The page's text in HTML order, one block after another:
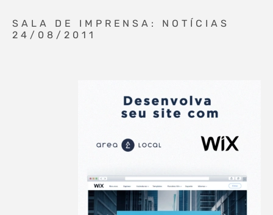
SALA DE IMPRENSA: NOTÍCIAS
24/08/2011